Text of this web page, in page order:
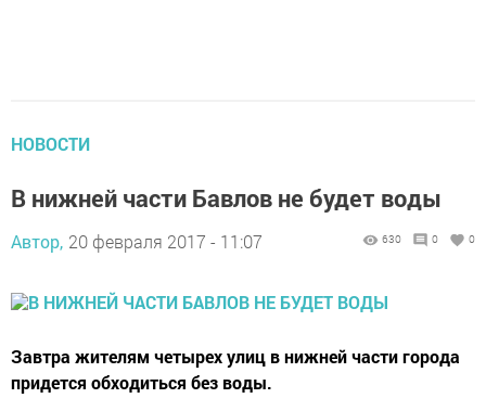
НОВОСТИ
В нижней части Бавлов не будет воды
Автор, 20 февраля 2017 - 11:07 630 0 0
Завтра жителям четырех улиц в нижней части города
придется обходиться без воды.